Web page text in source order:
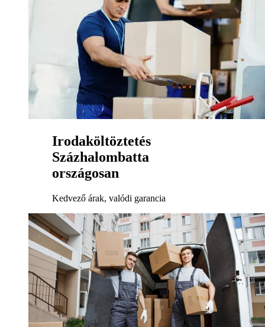
Irodaköltöztetés
Százhalombatta
országosan
Kedvező árak, valódi garancia